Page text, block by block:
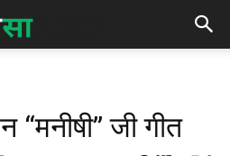
“मनीषी” जी गीत